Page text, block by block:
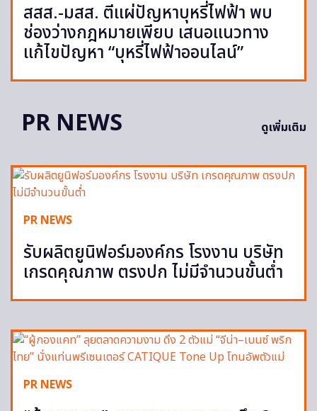
สสส.-มสส. ตีแผ่ปัญหาบุหรี่ไฟฟ้า พบ
ช่องว่างกฎหมายเพียบ เสนอแนวทาง
แก้ไขปัญหา “บุหรี่ไฟฟ้าออนไลน์”
PR NEWS ดูเพิ่มเติม
PR NEWS
รับผลิตยูนิฟอร์มองค์กร โรงงาน บริษัท
เกรดคุณภาพ ตรงปก ไม่มีจำนวนขั้นต่ำ
PR NEWS